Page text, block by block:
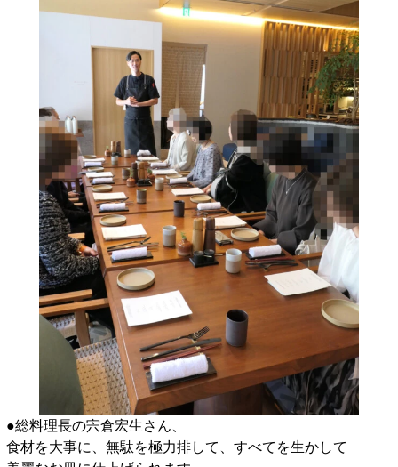
●総料理長の宍倉宏生さん、
食材を大事に、無駄を極力排して、すべてを生かして